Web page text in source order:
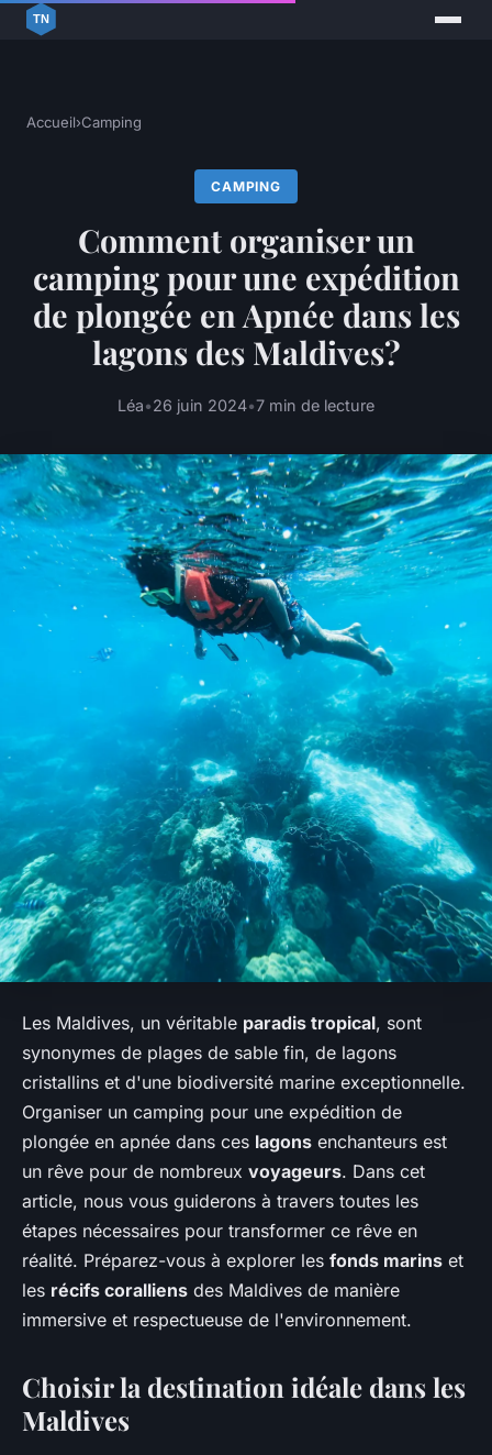
Accueil›Camping
CAMPING
Comment organiser un
camping pour une expédition
de plongée en Apnée dans les
lagons des Maldives?
Léa•26 juin 2024•7 min de lecture
Les Maldives, un véritable paradis tropical, sont
synonymes de plages de sable fin, de lagons
cristallins et d'une biodiversité marine exceptionnelle.
Organiser un camping pour une expédition de
plongée en apnée dans ces lagons enchanteurs est
un rêve pour de nombreux voyageurs. Dans cet
article, nous vous guiderons à travers toutes les
étapes nécessaires pour transformer ce rêve en
réalité. Préparez-vous à explorer les fonds marins et
les récifs coralliens des Maldives de manière
immersive et respectueuse de l'environnement.
Choisir la destination idéale dans les
Maldives